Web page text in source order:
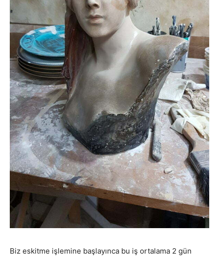
Biz eskitme işlemine başlayınca bu iş ortalama 2 gün